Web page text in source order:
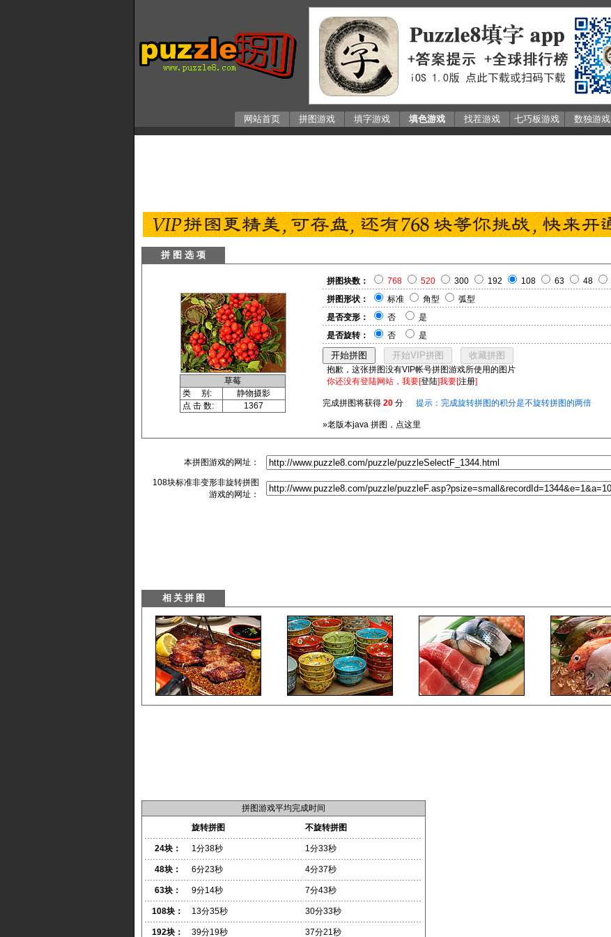
网站首页 拼图游戏 填字游戏 填色游戏 找茬游戏 七巧板游戏 数独游戏
拼 图 选 项
草莓
类 别:
静物摄影
点 击 数:
1367
拼图块数： 768 520 300 192 108 63 48
拼图形状：
标准 角型
弧型
是否变形：
否
是
是否旋转：
否 是
抱歉，这张拼图没有VIP帐号拼图游戏所使用的图片
你还没有登陆网站，我要[登陆]我要[注册]
完成拼图将获得 20 分 提示：完成旋转拼图的积分是不旋转拼图的两倍
»老版本java 拼图，点这里
本拼图游戏的网址：
108块标准非变形非旋转拼图
游戏的网址：
拼图游戏平均完成时间
旋转拼图
不旋转拼图
24块： 1分38秒 1分33秒
48块： 6分23秒 4分37秒
63块： 9分14秒 7分43秒
108块： 13分35秒 30分33秒
192块： 39分19秒 37分21秒